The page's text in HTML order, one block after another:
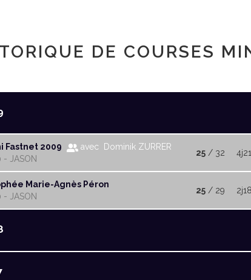
DE COURSES
Fastnet 2009
avec Dominik ZURRER
- JASON
25 / 32
Marie-Agnès Péron
- JASON
25 / 29